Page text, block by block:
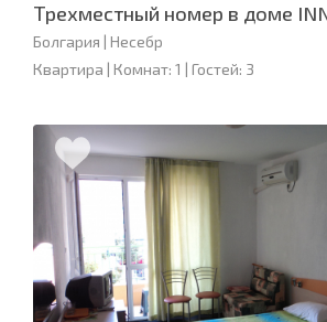
Трехместный номер в доме
Болгария | Несебр
Квартира | Комнат: 1 | Гостей: 3